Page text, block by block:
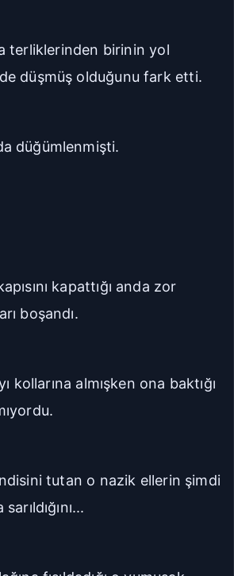
terliklerinden birinin yol
düşmüş olduğunu fark etti.
düğümlenmişti.
kapattığı anda zor
boşandı.
kollarına almışken ona baktığı
tutan o nazik ellerin şimdi